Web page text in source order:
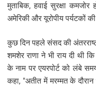
मुताबिक, हवाई सुरक्षा
अमेरिकी और यूरोपीय पर्यटकों
कुछ दिन पहले संसद की
शमशेर राणा ने भी राय दी थी
के नाम पर एयरपोर्ट को लंबे
कहा, "अतीत में मरम्मत के